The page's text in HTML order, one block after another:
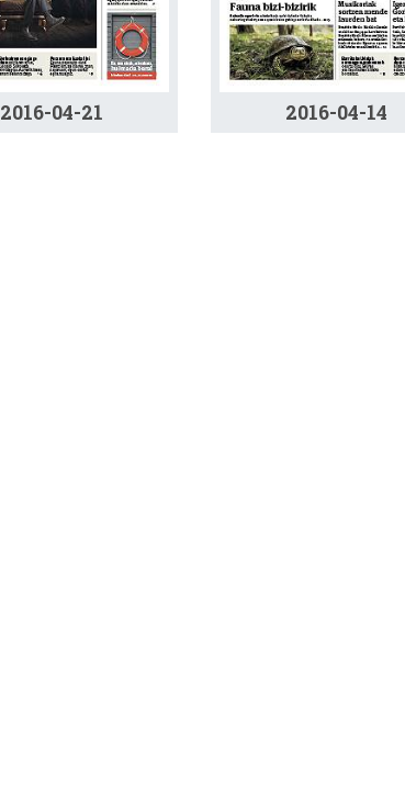
2016-04-21 2016-04-14